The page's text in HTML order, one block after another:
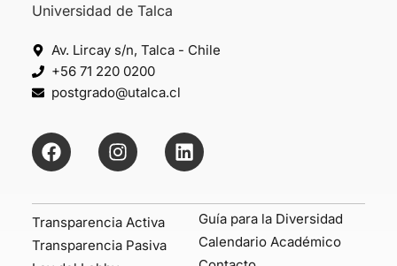
Universidad de Talca
Av. Lircay s/n, Talca - Chile
+56 71 220 0200
postgrado@utalca.cl
Transparencia Activa
Transparencia Pasiva
Guía para la Diversidad
Calendario Académico